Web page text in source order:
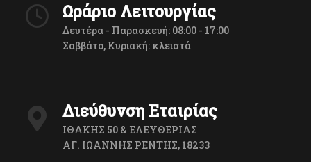
Ωράριο Λειτουργίας
Δευτέρα - Παρασκευή: 08:00 - 17:00
Σαββάτο, Κυριακή: κλειστά
Διεύθυνση Εταιρίας
ΙΘΑΚΗΣ 50 & ΕΛΕΥΘΕΡΙΑΣ
ΑΓ. ΙΩΑΝΝΗΣ ΡΕΝΤΗΣ, 18233